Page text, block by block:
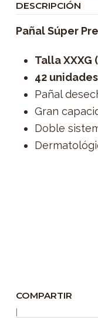
DESCRIPCIÓN
Pañal Súper
Talla XXXG
42
Pañal
Gran
Doble
COMPARTIR
|